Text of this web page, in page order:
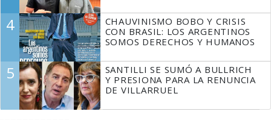
4
CHAUVINISMO BOBO Y CRISIS
CON BRASIL: LOS ARGENTINOS
SOMOS DERECHOS Y HUMANOS
5
SANTILLI SE SUMÓ A BULLRICH
Y PRESIONA PARA LA RENUNCIA
DE VILLARRUEL